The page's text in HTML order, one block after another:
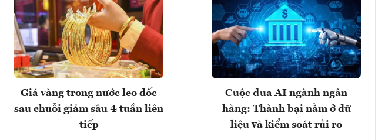
Giá vàng trong nước leo dốc
sau chuỗi giảm sâu 4 tuần liên
tiếp
Cuộc đua AI ngành ngân
hàng: Thành bại nằm ở dữ
liệu và kiểm soát rủi ro